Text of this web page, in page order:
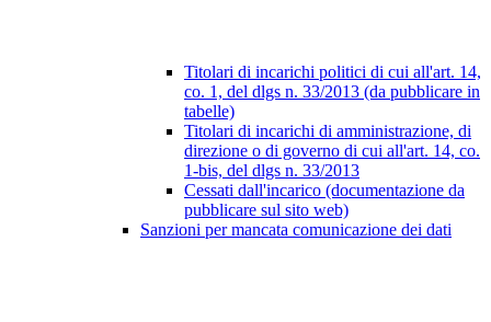
Titolari di incarichi politici di cui all'art. 14,
co. 1, del dlgs n. 33/2013 (da pubblicare in
tabelle)
Titolari di incarichi di amministrazione, di
direzione o di governo di cui all'art. 14, co.
1-bis, del dlgs n. 33/2013
Cessati dall'incarico (documentazione da
pubblicare sul sito web)
Sanzioni per mancata comunicazione dei dati